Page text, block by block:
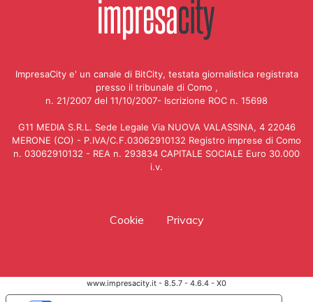
ImpresaCity e' un canale di BitCity, testata giornalistica registrata
presso il tribunale di Como ,
n. 21/2007 del 11/10/2007- Iscrizione ROC n. 15698
G11 MEDIA S.R.L. Sede Legale Via NUOVA VALASSINA, 4 22046
MERONE (CO) - P.IVA/C.F.03062910132 Registro imprese di Como
n. 03062910132 - REA n. 293834 CAPITALE SOCIALE Euro 30.000
i.v.
Cookie Privacy
www.impresacity.it - 8.5.7 - 4.6.4 - X0